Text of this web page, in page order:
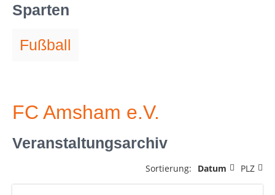
Sparten
Fußball
FC Amsham e.V.
Veranstaltungsarchiv
Sortierung: Datum PLZ